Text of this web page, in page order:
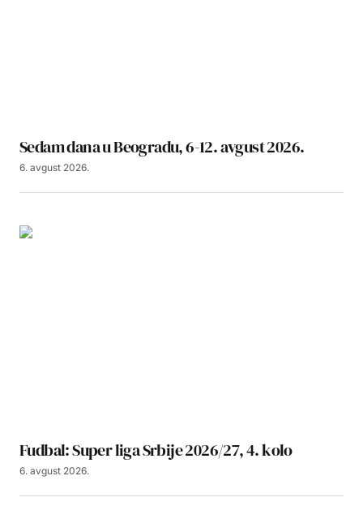
Sedam dana u Beogradu, 6-12. avgust 2026.
6. avgust 2026.
Fudbal: Super liga Srbije 2026/27, 4. kolo
6. avgust 2026.